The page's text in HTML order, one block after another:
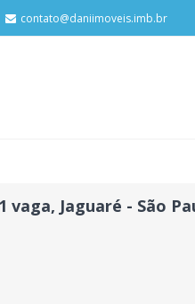
contato@daniimoveis.imb.br
Jaguaré - São